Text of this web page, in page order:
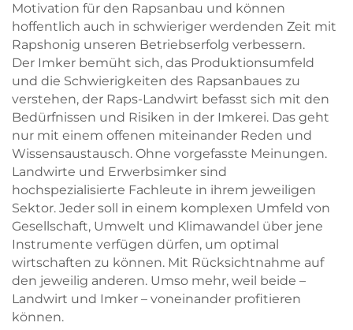
Motivation für den Rapsanbau und können
hoffentlich auch in schwieriger werdenden Zeit mit
Rapshonig unseren Betriebserfolg verbessern.
Der Imker bemüht sich, das Produktionsumfeld
und die Schwierigkeiten des Rapsanbaues zu
verstehen, der Raps-Landwirt befasst sich mit den
Bedürfnissen und Risiken in der Imkerei. Das geht
nur mit einem offenen miteinander Reden und
Wissensaustausch. Ohne vorgefasste Meinungen.
Landwirte und Erwerbsimker sind
hochspezialisierte Fachleute in ihrem jeweiligen
Sektor. Jeder soll in einem komplexen Umfeld von
Gesellschaft, Umwelt und Klimawandel über jene
Instrumente verfügen dürfen, um optimal
wirtschaften zu können. Mit Rücksichtnahme auf
den jeweilig anderen. Umso mehr, weil beide –
Landwirt und Imker – voneinander profitieren
können.